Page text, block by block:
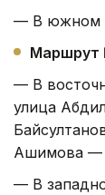
— В южном
Маршрут
— В
улица
Ашимова —
— В